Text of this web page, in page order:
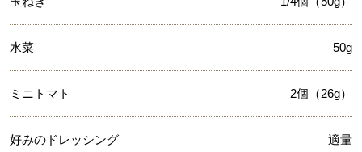
水菜 50g
ミニトマト 2個（26g）
好みのドレッシング 適量